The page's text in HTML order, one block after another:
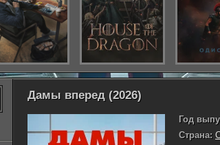
Дамы вперед (2026)
Год
Страна: